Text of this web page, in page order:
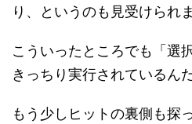
り、というのも見受けられ
こういったところでも「選
きっちり実行されているん
もう少しヒットの裏側も探